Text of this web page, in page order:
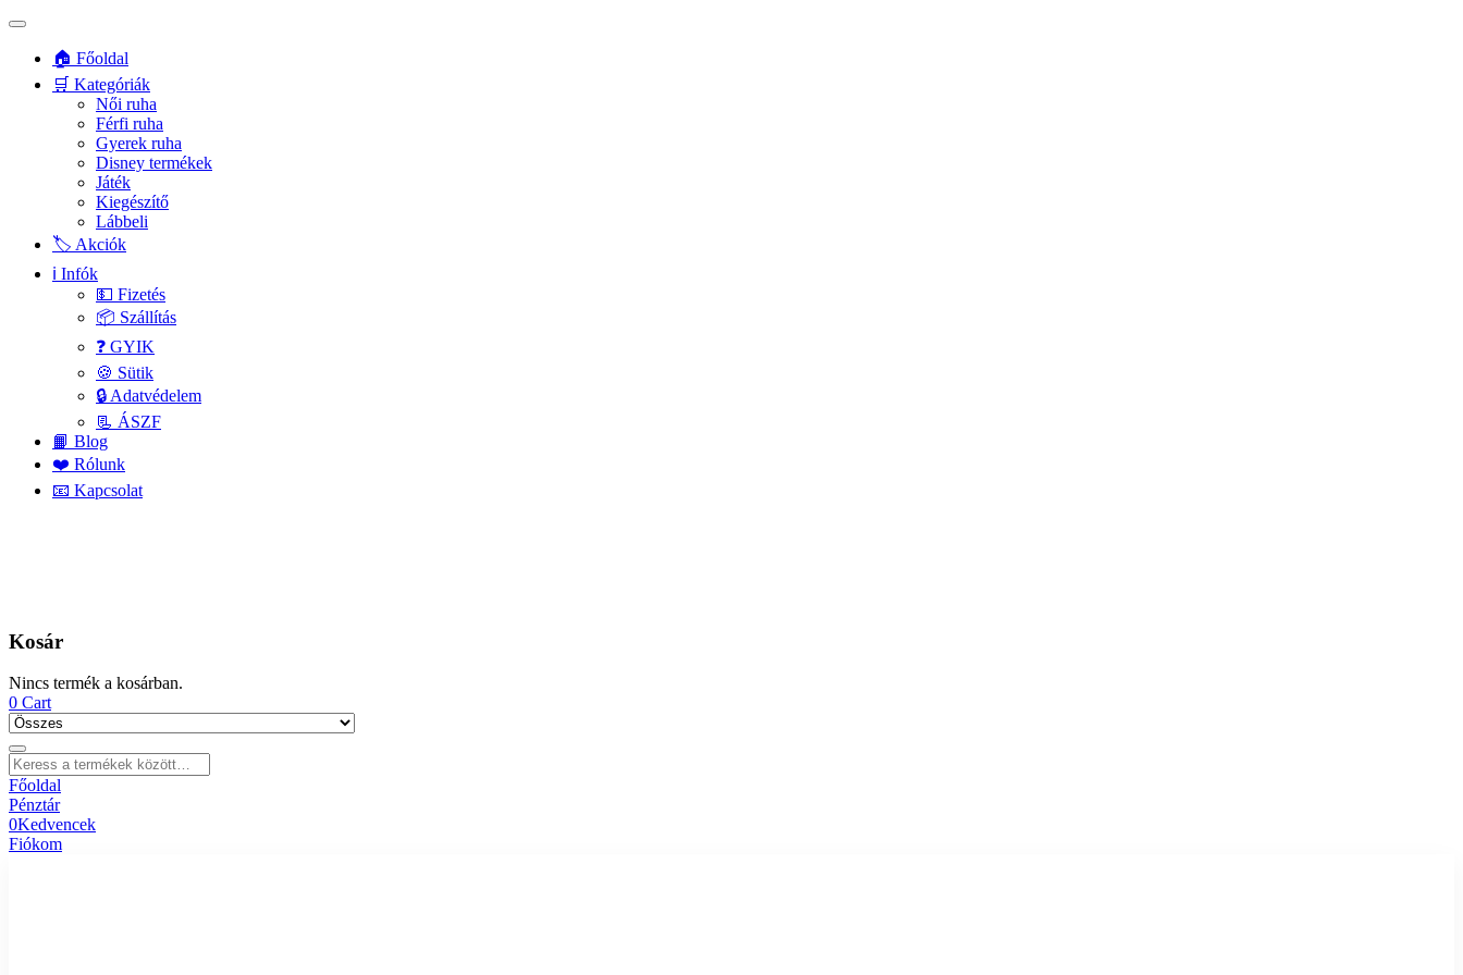
🏠 Főoldal
🛒 Kategóriák
Női ruha
Férfi ruha
Gyerek ruha
Disney termékek
Játék
Kiegészítő
Lábbeli
🏷️ Akciók
ℹ️ Infók
💵 Fizetés
📦 Szállítás
❓ GYIK
🍪 Sütik
🔒 Adatvédelem
📃 ÁSZF
📙 Blog
❤️ Rólunk
📧 Kapcsolat
Kosár
Nincs termék a kosárban.
0 Cart
Főoldal
Pénztár
0Kedvencek
Fiókom